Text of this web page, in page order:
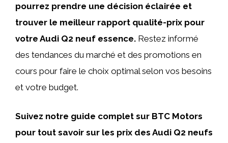
pourrez prendre une décision éclairée et
trouver le meilleur rapport qualité-prix pour
votre Audi Q2 neuf essence. Restez informé
des tendances du marché et des promotions en
cours pour faire le choix optimal selon vos besoins
et votre budget.
Suivez notre guide complet sur BTC Motors
pour tout savoir sur les prix des Audi Q2 neufs